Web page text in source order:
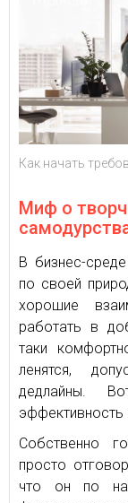
Как начать
Миф о
В бизнес-
по своей
хорошие
работать в
таки
ленятся,
дедлайны.
эффективность
Собственно
просто
что он по